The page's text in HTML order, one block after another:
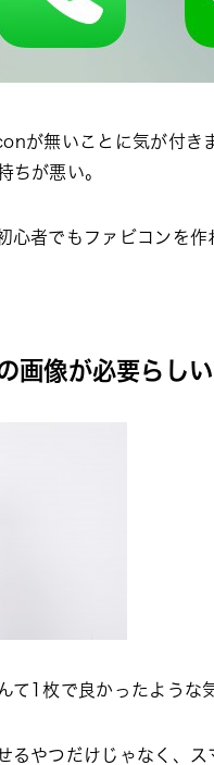
が無いことに気が付き
ちが悪い。
心者でもファビコンを作
画像が必要らしい
て1枚で良かったような
るやつだけじゃなく、